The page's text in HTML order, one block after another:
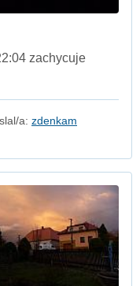
zachycuje
a: zdenkam